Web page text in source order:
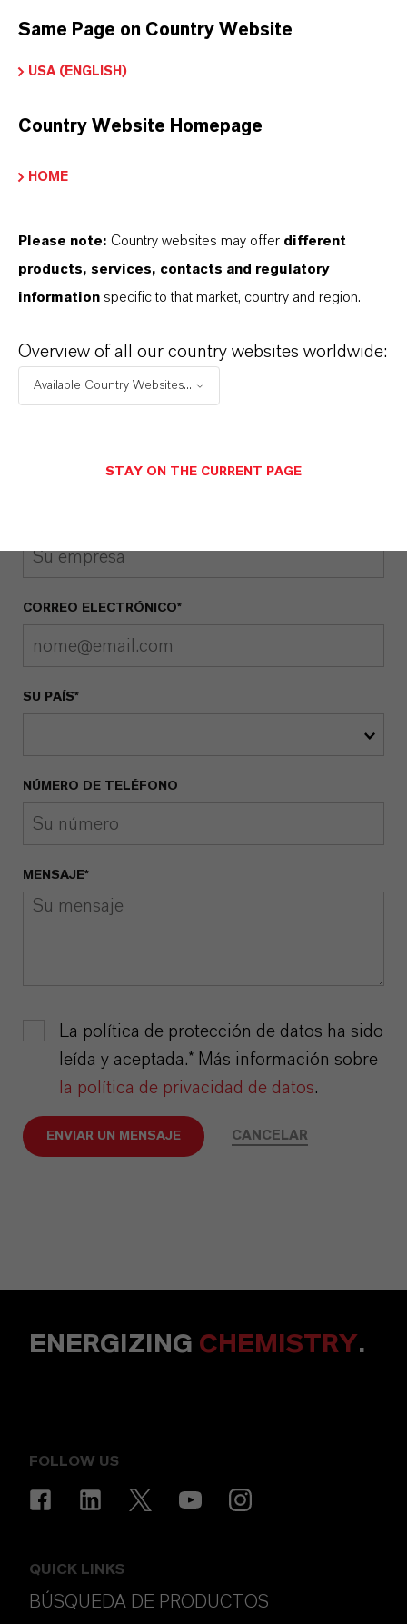
ayudar a prevenir la contaminación causada
Sellantes
nosotros.
¿En qué podemos ayudarle?
CORREO ELECTRÓNICO*
SU PAÍS*
NÚMERO DE TELÉFONO
MENSAJE*
La política de protección de datos ha sido
leída y aceptada.* Más información sobre
la política de privacidad de datos.
ENVIAR UN MENSAJE CANCELAR
ENERGIZING CHEMISTRY.
FOLLOW US
QUICK LINKS
BÚSQUEDA DE PRODUCTOS
Same Page on Country Website
USA (ENGLISH)
Country Website Homepage
HOME
Please note: Country websites may offer different
products, services, contacts and regulatory
information specific to that market, country and region.
Overview of all our country websites worldwide:
Available Country Websites...
STAY ON THE CURRENT PAGE